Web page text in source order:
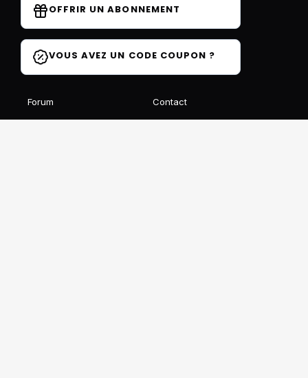
OFFRIR UN ABONNEMENT
VOUS AVEZ UN CODE COUPON ?
Forum Contact